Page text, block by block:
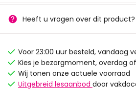
Heeft u vragen over dit product?
Voor 23:00 uur besteld, vandaag
Kies je bezorgmoment, overdag
Wij tonen onze actuele voorraad
Uitgebreid lesaanbod door